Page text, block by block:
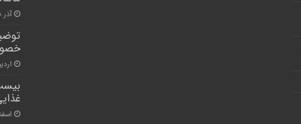
آذر ۸, ۱۴۰۰
اسفند ۵,